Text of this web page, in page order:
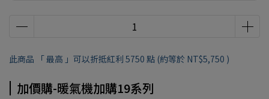
此商品 「 最高 」可以折抵紅利 5750 點 (約等於 NT$5,750 )
加價購-暖氣機加購19系列